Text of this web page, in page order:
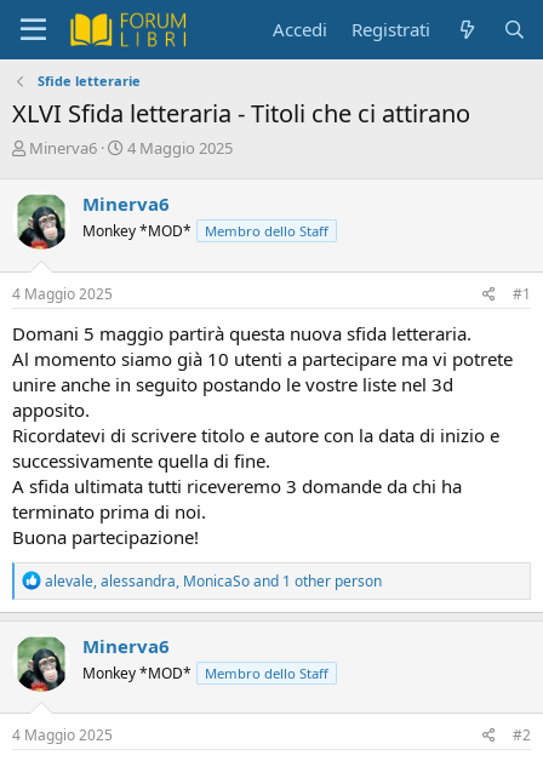
Accedi Registrati
Sfide letterarie
XLVI Sfida letteraria - Titoli che ci attirano
C
e
a
t
o
r
e
i
c
u
s
i
o
n
e
Minerva6
D
a
d
i
z
i
o
4 Maggio 2025
Minerva6
Monkey *MOD* Membro dello Staff
4 Maggio 2025 #1
Domani 5 maggio partirà questa nuova sfida letteraria.
Al momento siamo già 10 utenti a partecipare ma vi potrete
unire anche in seguito postando le vostre liste nel 3d
apposito.
Ricordatevi di scrivere titolo e autore con la data di inizio e
successivamente quella di fine.
A sfida ultimata tutti riceveremo 3 domande da chi ha
terminato prima di noi.
Buona partecipazione!
R
e
a
c
t
i
o
n
s
alevale,alessandra, MonicaSoand 1 other person
Minerva6
Monkey *MOD* Membro dello Staff
4 Maggio 2025 #2